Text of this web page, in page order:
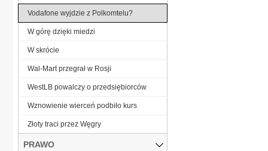
Vodafone wyjdzie z Polkomtelu?
W górę dzięki miedzi
W skrócie
Wal-Mart przegrał w Rosji
WestLB powalczy o przedsiębiorców
Wznowienie wierceń podbiło kurs
Złoty traci przez Węgry
PRAWO